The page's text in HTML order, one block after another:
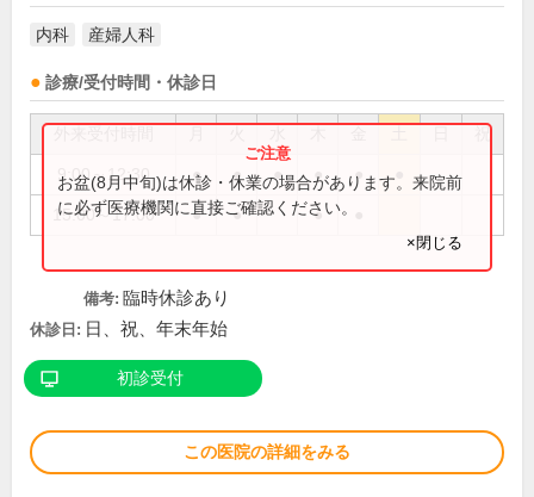
内科 産婦人科
診療/受付時間・休診日
祝
9:00～12:30 ● ● ● ● ●
15:00～17:00 ● ● ●
お盆(8月中旬)は休診・休業の場合があります。来院前
に必ず医療機関に直接ご確認ください。
×閉じる
備考: 臨時休診あり
休診日: 日、祝、年末年始
初診受付
この医院の詳細をみる